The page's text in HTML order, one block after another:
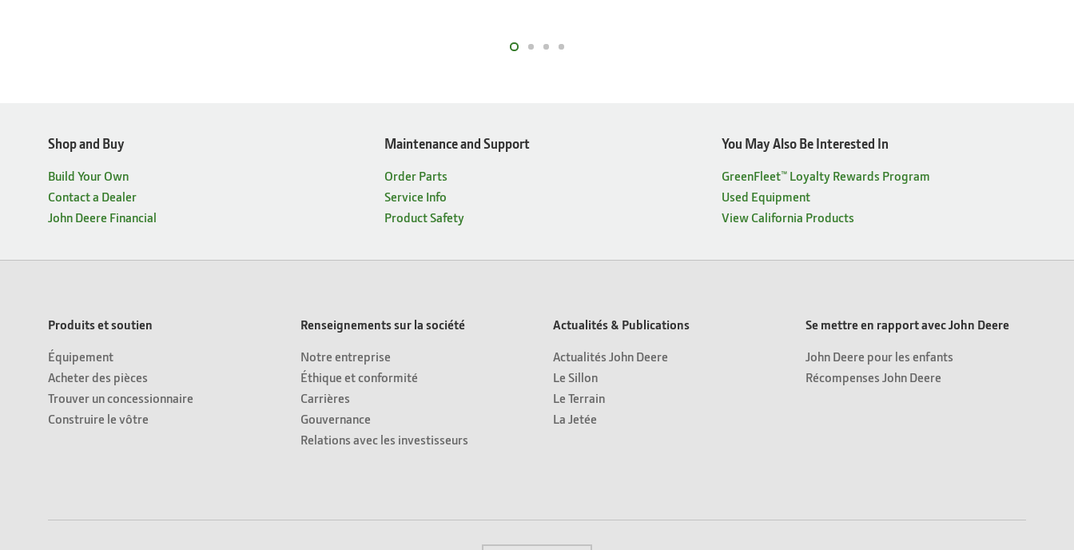
Shop and Buy
Build Your Own
Contact a Dealer
John Deere Financial
Maintenance and Support
Order Parts
Service Info
Product Safety
You May Also Be Interested In
GreenFleet™ Loyalty Rewards Program
Used Equipment
View California Products
Produits et soutien
Équipement
Acheter des pièces
Trouver un concessionnaire
Construire le vôtre
Renseignements sur la société
Notre entreprise
Éthique et conformité
Carrières
Gouvernance
Relations avec les investisseurs
Actualités & Publications
Actualités John Deere
Le Sillon
Le Terrain
La Jetée
Se mettre en rapport avec John Deere
John Deere pour les enfants
Récompenses John Deere